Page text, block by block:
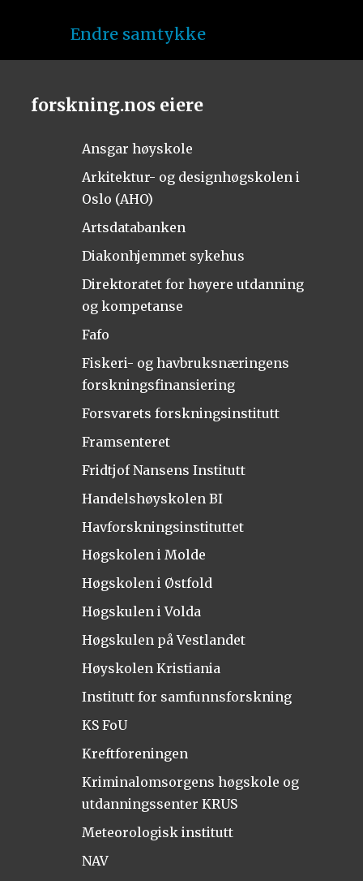
Endre samtykke
forskning.nos eiere
Ansgar høyskole
Arkitektur- og designhøgskolen i
Oslo (AHO)
Artsdatabanken
Diakonhjemmet sykehus
Direktoratet for høyere utdanning
og kompetanse
Fafo
Fiskeri- og havbruksnæringens
forskningsfinansiering
Forsvarets forskningsinstitutt
Framsenteret
Fridtjof Nansens Institutt
Handelshøyskolen BI
Havforskningsinstituttet
Høgskolen i Molde
Høgskolen i Østfold
Høgskulen i Volda
Høgskulen på Vestlandet
Høyskolen Kristiania
Institutt for samfunnsforskning
KS FoU
Kreftforeningen
Kriminalomsorgens høgskole og
utdanningssenter KRUS
Meteorologisk institutt
NAV